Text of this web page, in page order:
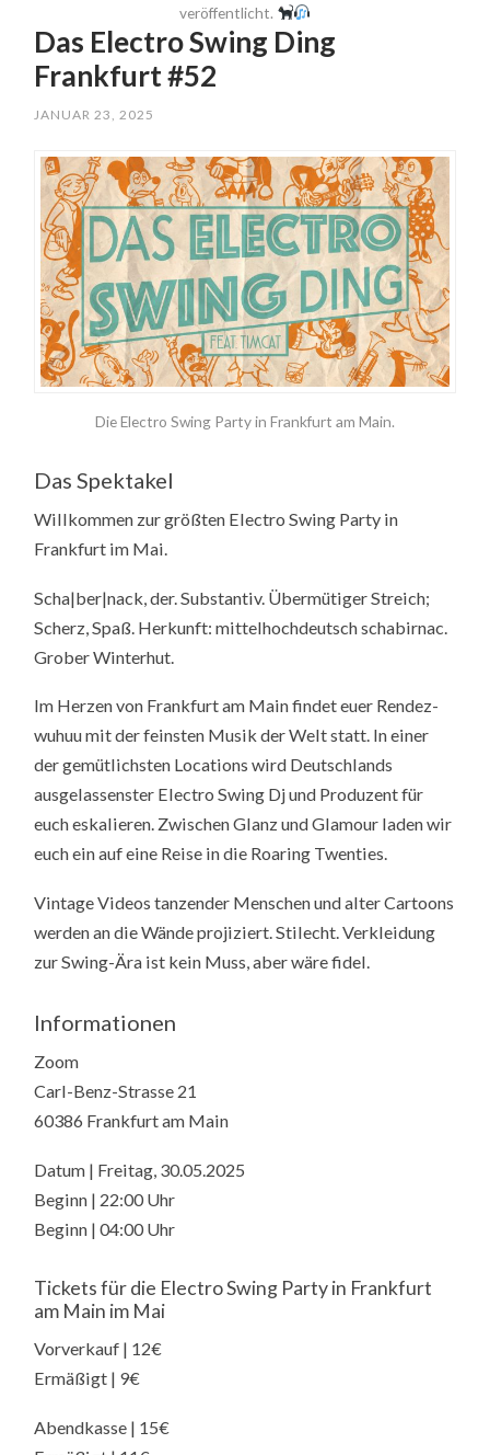
veröffentlicht.
Das Electro Swing Ding
Frankfurt #52
JANUAR 23, 2025
Die Electro Swing Party in Frankfurt am Main.
Das Spektakel
Willkommen zur größten Electro Swing Party in
Frankfurt im Mai.
Scha|ber|nack, der. Substantiv. Übermütiger Streich;
Scherz, Spaß. Herkunft: mittelhochdeutsch schabirnac.
Grober Winterhut.
Im Herzen von Frankfurt am Main findet euer Rendez-
wuhuu mit der feinsten Musik der Welt statt. In einer
der gemütlichsten Locations wird Deutschlands
ausgelassenster Electro Swing Dj und Produzent für
euch eskalieren. Zwischen Glanz und Glamour laden wir
euch ein auf eine Reise in die Roaring Twenties.
Vintage Videos tanzender Menschen und alter Cartoons
werden an die Wände projiziert. Stilecht. Verkleidung
zur Swing-Ära ist kein Muss, aber wäre fidel.
Informationen
Zoom
Carl-Benz-Strasse 21
60386 Frankfurt am Main
Datum | Freitag, 30.05.2025
Beginn | 22:00 Uhr
Beginn | 04:00 Uhr
Tickets für die Electro Swing Party in Frankfurt
am Main im Mai
Vorverkauf | 12€
Ermäßigt | 9€
Abendkasse | 15€